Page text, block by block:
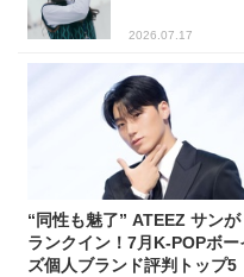
2026.07.17
“同性も魅了” ATEEZ サンが
ランクイン！7月K-POPボー
ズ個人ブランド評判トップ5